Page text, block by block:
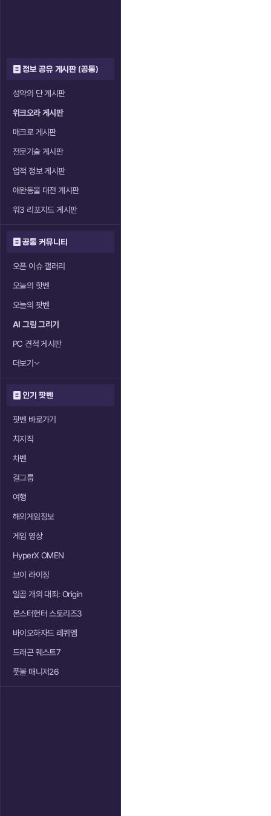
정보 공유 게시판 (공통)
성약의 단 게시판
위크오라 게시판
매크로 게시판
전문기술 게시판
업적 정보 게시판
애완동물 대전 게시판
워3 리포지드 게시판
공통 커뮤니티
오픈 이슈 갤러리
오늘의 핫벤
오늘의 팟벤
AI 그림 그리기
PC 견적 게시판
더보기
인기 팟벤
팟벤 바로가기
치지직
차벤
걸그룹
여행
해외게임정보
게임 영상
HyperX OMEN
브이 라이징
일곱 개의 대죄: Origin
몬스터헌터 스토리즈3
바이오하자드 레퀴엠
드래곤 퀘스트7
풋볼 매니저26